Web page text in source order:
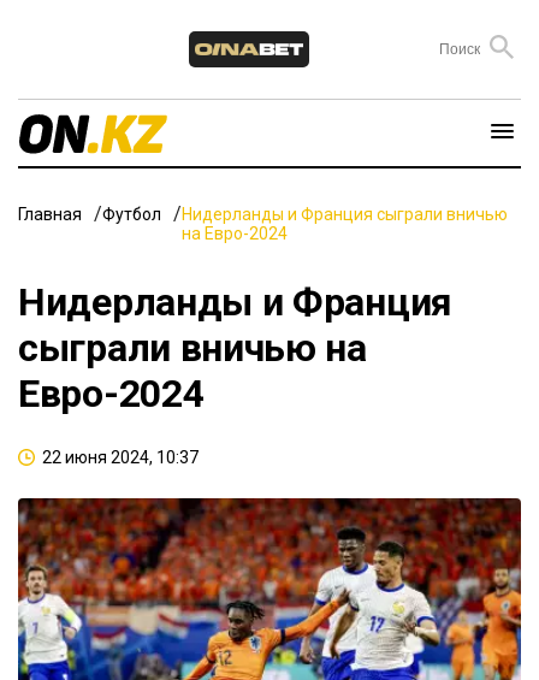
Главная Футбол
Нидерланды и Франция сыграли вничью
на Евро-2024
Нидерланды и Франция
сыграли вничью на
Евро-2024
22 июня 2024, 10:37